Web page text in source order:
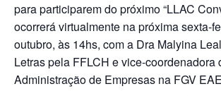
para participarem do próximo “LLAC
ocorrerá virtualmente na próxima sexta-
outubro, às 14hs, com a Dra Malyina
Letras pela FFLCH e vice-coordenadora
Administração de Empresas na FGV